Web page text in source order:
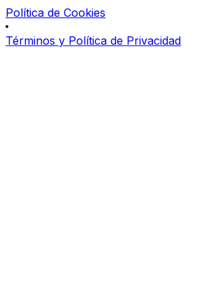
Política de Cookies
Términos y Política de Privacidad